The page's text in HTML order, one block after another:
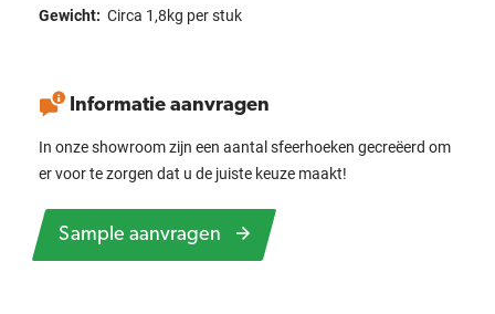
Gewicht: Circa 1,8kg per stuk
Informatie aanvragen
In onze showroom zijn een aantal sfeerhoeken gecreëerd om
er voor te zorgen dat u de juiste keuze maakt!
Sample aanvragen